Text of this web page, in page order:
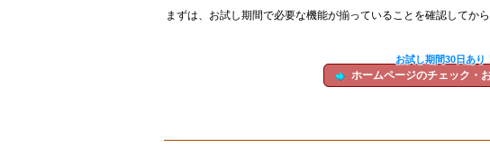
まずは、お試し期間で必要な機能が揃っていることを確認してから
お試し期間30日あり
ホームページのチェック・